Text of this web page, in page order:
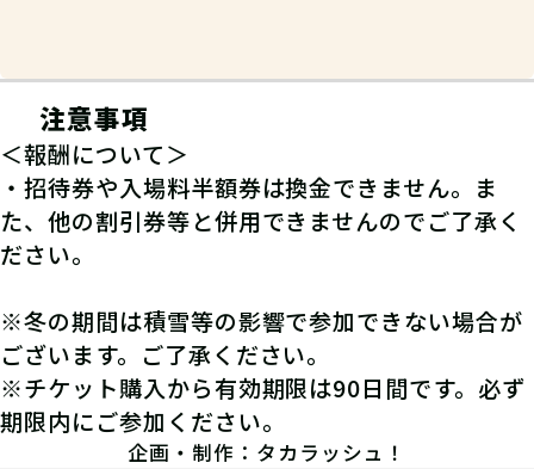
注意事項
＜報酬について＞
・招待券や入場料半額券は換金できません。ま
た、他の割引券等と併用できませんのでご了承く
ださい。
※冬の期間は積雪等の影響で参加できない場合が
ございます。ご了承ください。
※チケット購入から有効期限は90日間です。必ず
期限内にご参加ください。
企画・制作：タカラッシュ！